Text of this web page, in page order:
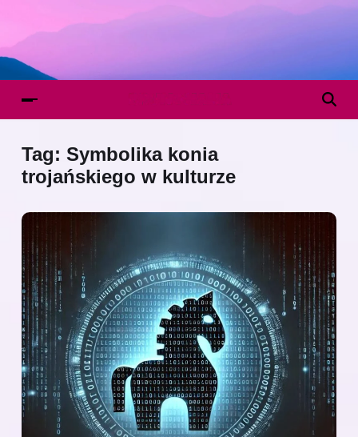
Tag: Symbolika konia
trojańskiego w kulturze